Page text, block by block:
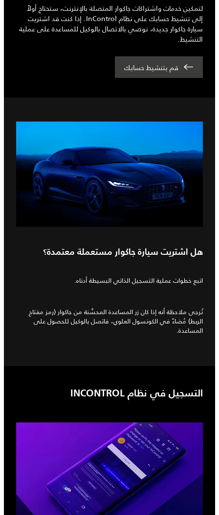
لتمكين خدمات واشتراكات جاكوار المتصلة بالإنترنت، ستحتاج أولاً
إلى تنشيط حسابك على نظام InControl. إذا كنت قد اشتريت
سيارة جاكوار جديدة، نوصي بالاتصال بالوكيل للمساعدة على عملية
التنشيط.
قم بتنشيط حسابك
هل اشتريت سيارة جاكوار مستعملة معتمدة؟
اتبع خطوات عملية التسجيل الذاتي البسيطة أدناه.
تُرجى ملاحظة أنه إذا كان زر المساعدة المحسَّنة من جاكوار (رمز مفتاح
الربط) مُضاءً في الكونسول العلوي، فاتصل بالوكيل للحصول على
المساعدة.
التسجيل في نظام INCONTROL